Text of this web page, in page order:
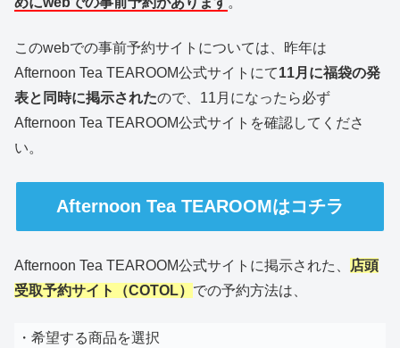
このwebでの事前予約サイトについては、昨年は
Afternoon Tea TEAROOM公式サイトにて11月に福袋の発
表と同時に掲示されたので、11月になったら必ず
Afternoon Tea TEAROOM公式サイトを確認してくださ
い。
Afternoon Tea TEAROOMはコチラ
Afternoon Tea TEAROOM公式サイトに掲示された、
店頭
受取予約サイト（COTOL） での予約方法は、
・希望する商品を選択